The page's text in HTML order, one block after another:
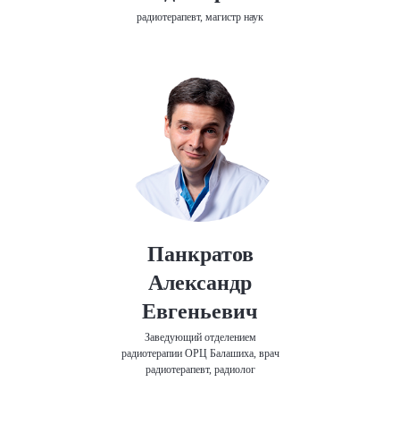
радиотерапевт, магистр наук
Панкратов
Александр
Евгеньевич
Заведующий отделением
радиотерапии ОРЦ Балашиха, врач
радиотерапевт, радиолог